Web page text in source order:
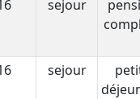
sejour
sejour